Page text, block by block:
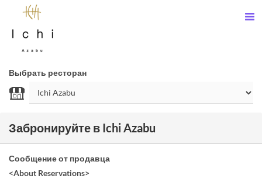
Выбрать ресторан
Забронируйте в Ichi Azabu
Сообщение от продавца
<About Reservations>